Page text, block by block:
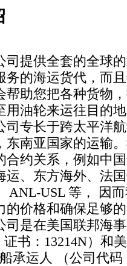
司提供全套的全球
务的海运货代，而
帮助您把各种货物
用油轮来运往目的地
司专长于跨太平洋
东南亚国家的运输
合约关系，例如中
运、东方海外、法
ANL-USL 等， 因
的价格和确保足够的
司是在美国联邦海
证书：13214N）和
承运人 （公司代码